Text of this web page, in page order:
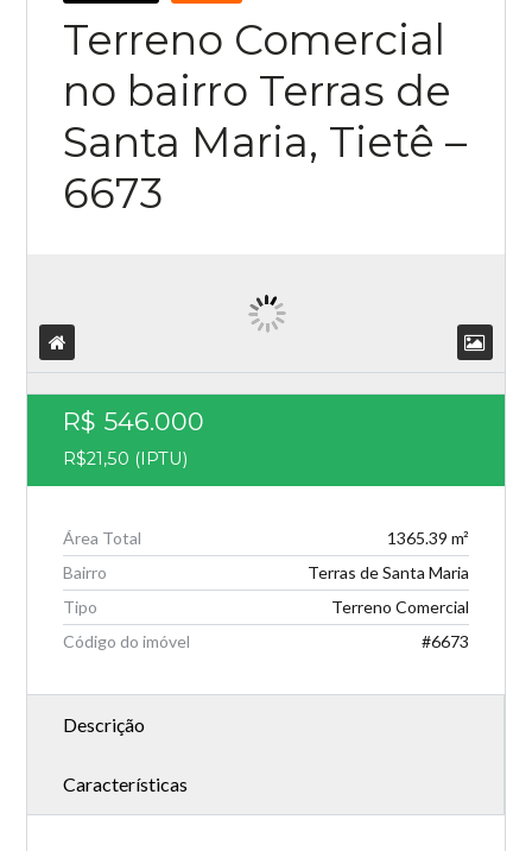
Terreno Comercial
no bairro Terras de
Santa Maria, Tietê –
6673
R$ 546.000
R$21,50 (IPTU)
Área Total
1365.39 m²
Bairro
Terras de Santa Maria
Tipo
Terreno Comercial
Código do imóvel
#6673
Descrição
Características